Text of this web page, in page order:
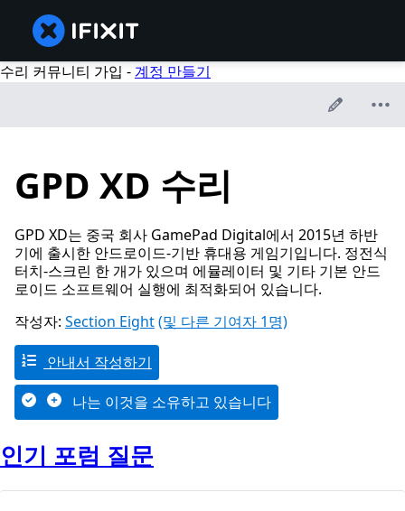
수리 커뮤니티 가입 -계정 만들기
GPD XD 수리
GPD XD는 중국 회사 GamePad Digital에서 2015년 하반
기에 출시한 안드로이드-기반 휴대용 게임기입니다. 정전식
터치-스크린 한 개가 있으며 에뮬레이터 및 기타 기본 안드
로이드 소프트웨어 실행에 최적화되어 있습니다.
작성자: Section Eight(및 다른 기여자 1명)
안내서 작성하기
나는 이것을 소유하고 있습니다
인기 포럼 질문